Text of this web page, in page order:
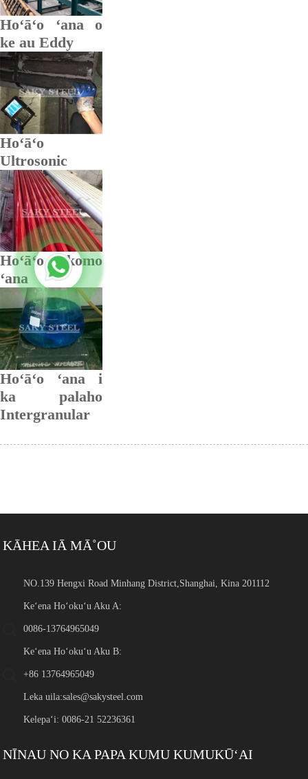
Hoʻāʻo ʻana o
ke au Eddy
Hoʻāʻo
Ultrosonic
Hoʻāʻo komo
ʻana
Hoʻāʻo ʻana i
ka palaho
Intergranular
KĀHEA IĀ MĀ˚OU
NO.139 Hengxi Road Minhang District,Shanghai, Kina 201112
Keʻena Hoʻokuʻu Aku A:
0086-13764965049
Keʻena Hoʻokuʻu Aku B:
+86 13764965049
Leka uila:sales@sakysteel.com
Kelepaʻi: 0086-21 52236361
NĪNAU NO KA PAPA KUMU KUMUKŪʻAI